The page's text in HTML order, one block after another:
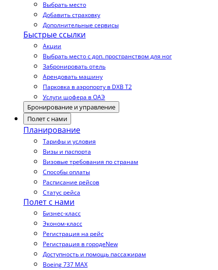
Выбрать место
Добавить страховку
Дополнительные сервисы
Быстрые ссылки
Акции
Выбрать место с доп. пространством для ног
Забронировать отель
Арендовать машину
Парковка в аэропорту в DXB T2
Услуги шофера в ОАЭ
Бронирование и управление
Полет с нами
Планирование
Тарифы и условия
Визы и паспорта
Визовые требования по странам
Способы оплаты
Расписание рейсов
Статус рейса
Полет с нами
Бизнес-класс
Эконом-класс
Регистрация на рейс
Регистрация в городеNew
Доступность и помощь пассажирам
Boeing 737 MAX